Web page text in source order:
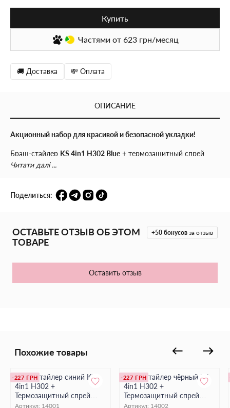
Купить
Частями от 623 грн/месяц
🚚 Доставка 💸 Оплата
ОПИСАНИЕ
Акционный набор для красивой и безопасной укладки!
Браш-стайлер KS 4in1 H302 Blue + термозащитный спрей
IVVI 200 млпо специальной цене. Создавайте объём,
гладкость и стильные укладки, а термозащита поможет
Идеальное сочетание для ежедневного ухода и укладки.
Читати далі ...
Поделиться:
+50 бонусов за отзыв
ОСТАВЬТЕ ОТЗЫВ ОБ ЭТОМ
ТОВАРЕ
Оставить отзыв
Похожие товары
-227 ГРН
Браш-стайлер синий KS
4in1 H302 +
Термозащитный спрей
IVVI, 200 мл
Артикул: 14001
-227 ГРН
Браш-стайлер чёрный KS
4in1 H302 +
Термозащитный спрей
IVVI, 200 мл
Артикул: 14002